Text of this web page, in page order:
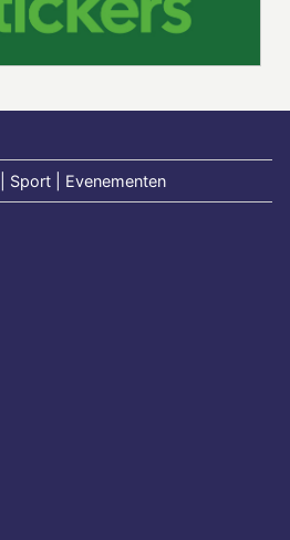
Sport | Evenementen